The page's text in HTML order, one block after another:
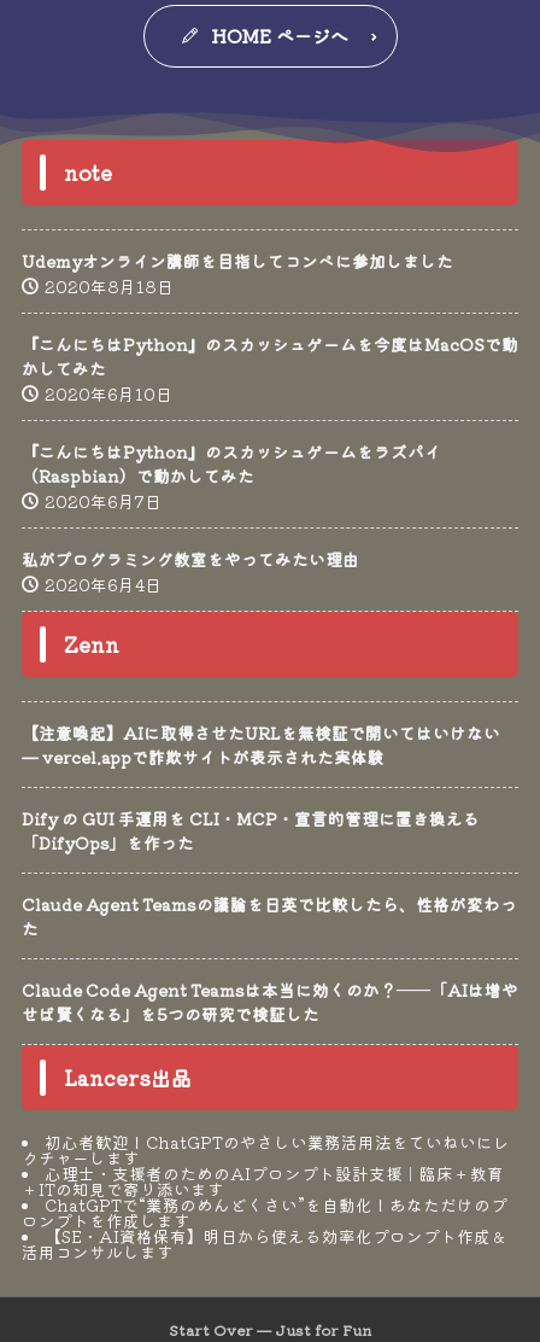
HOME ページへ
note
Udemyオンライン講師を目指してコンペに参加しました
2020年8月18日
『こんにちはPython』のスカッシュゲームを今度はMacOSで動
かしてみた
2020年6月10日
『こんにちはPython』のスカッシュゲームをラズパイ
（Raspbian）で動かしてみた
2020年6月7日
私がプログラミング教室をやってみたい理由
2020年6月4日
Zenn
【注意喚起】AIに取得させたURLを無検証で開いてはいけない
— vercel.appで詐欺サイトが表示された実体験
Dify の GUI 手運用を CLI・MCP・宣言的管理に置き換える
「DifyOps」を作った
Claude Agent Teamsの議論を日英で比較したら、性格が変わっ
た
Claude Code Agent Teamsは本当に効くのか？──「AIは増や
せば賢くなる」を5つの研究で検証した
Lancers出品
初心者歓迎！ChatGPTのやさしい業務活用法をていねいにレ
クチャーします
心理士・支援者のためのAIプロンプト設計支援｜臨床＋教育
＋ITの知見で寄り添います
ChatGPTで“業務のめんどくさい”を自動化！あなただけのプ
ロンプトを作成します
【SE・AI資格保有】明日から使える効率化プロンプト作成＆
活用コンサルします
Start Over — Just for Fun